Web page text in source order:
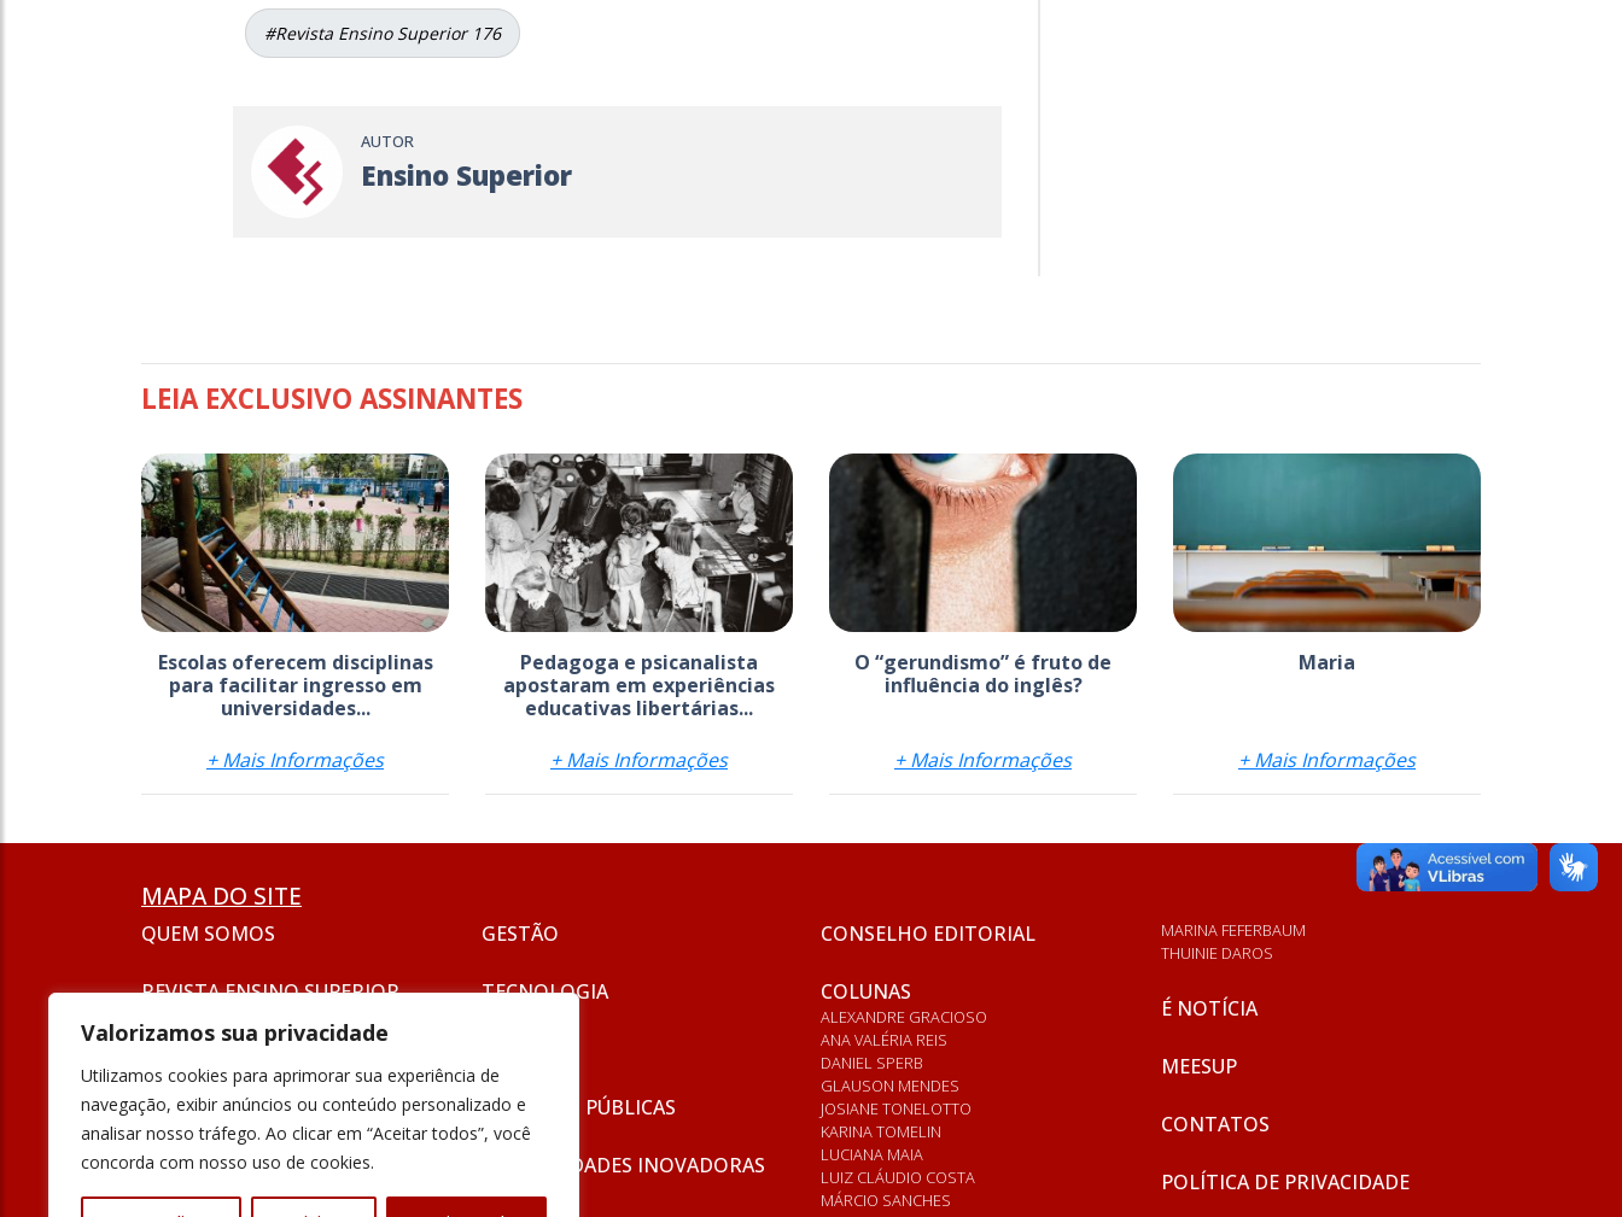
Valorizamos sua privacidade
Utilizamos cookies para aprimorar sua experiência de
navegação, exibir anúncios ou conteúdo personalizado e
analisar nosso tráfego. Ao clicar em “Aceitar todos”, você
concorda com nosso uso de cookies.
#Revista Ensino Superior 176
AUTOR
Ensino Superior
LEIA EXCLUSIVO ASSINANTES
Escolas oferecem disciplinas
para facilitar ingresso em
universidades...
+ Mais Informações
Pedagoga e psicanalista
apostaram em experiências
educativas libertárias...
+ Mais Informações
O “gerundismo” é fruto de
influência do inglês?
+ Mais Informações
Maria
+ Mais Informações
MAPA DO SITE
QUEM SOMOS
REVISTA ENSINO SUPERIOR
SEJA UM ANUNCIANTE
FORMAÇÃO
INOVAÇÃO
PODCAST
GESTÃO
TECNOLOGIA
POLÍTICAS PÚBLICAS
UNIVERSIDADES INOVADORAS
CONSELHO EDITORIAL
COLUNAS
ALEXANDRE GRACIOSO
ANA VALÉRIA REIS
DANIEL SPERB
GLAUSON MENDES
JOSIANE TONELOTTO
KARINA TOMELIN
LUCIANA MAIA
LUIZ CLÁUDIO COSTA
MÁRCIO SANCHES
MARINA FEFERBAUM
THUINIE DAROS
É NOTÍCIA
MEESUP
CONTATOS
POLÍTICA DE PRIVACIDADE